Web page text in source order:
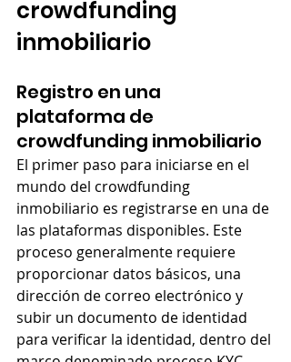
crowdfunding
inmobiliario
Registro en una
plataforma de
crowdfunding inmobiliario
El primer paso para iniciarse en el
mundo del crowdfunding
inmobiliario es registrarse en una de
las plataformas disponibles. Este
proceso generalmente requiere
proporcionar datos básicos, una
dirección de correo electrónico y
subir un documento de identidad
para verificar la identidad, dentro del